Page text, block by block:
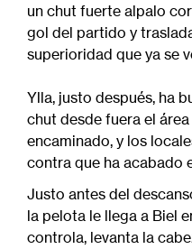
un chut fuerte alpalo
gol del partido y
superioridad que ya se
Ylla, justo después, ha
chut desde fuera el
encaminado, y los
contra que ha acabado
Justo antes del
la pelota le llega a Biel
controla, levanta la